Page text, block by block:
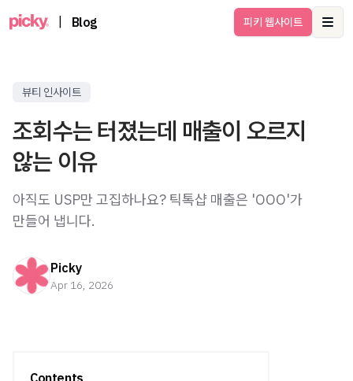
Blog 피키 웹사이트
뷰티 인사이트
조회수는 터졌는데 매출이 오르지
않는 이유
아직도 USP만 고집하나요? 틱톡샵 매출은 'OOO'가
만들어 냅니다.
Picky
Apr 16, 2026
Contents